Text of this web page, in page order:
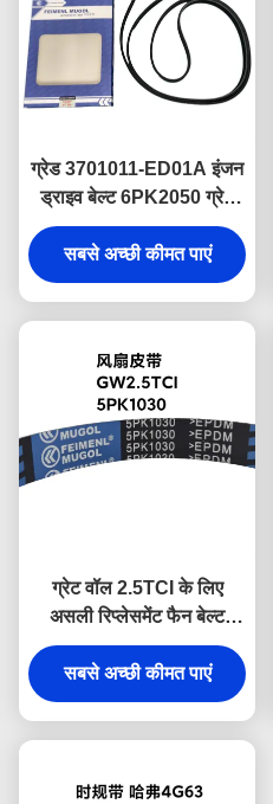
ग्रेड 3701011-ED01A इंजन
ड्राइव बेल्ट 6PK2050 ग्रेट
वॉल हवल H5 4D20 टर्बो
डीजल के लिए, स्थिर प्रदर्शन
और विस्तारित सेवा जीवन
सबसे अच्छी कीमत पाएं
ग्रेट वॉल 2.5TCI के लिए
असली रिप्लेसमेंट फैन बेल्ट
1307012-E09, मूल फैक्ट्री
स्पेसिफिकेशन्स को पूरा करने के
लिए निर्मित।
सबसे अच्छी कीमत पाएं